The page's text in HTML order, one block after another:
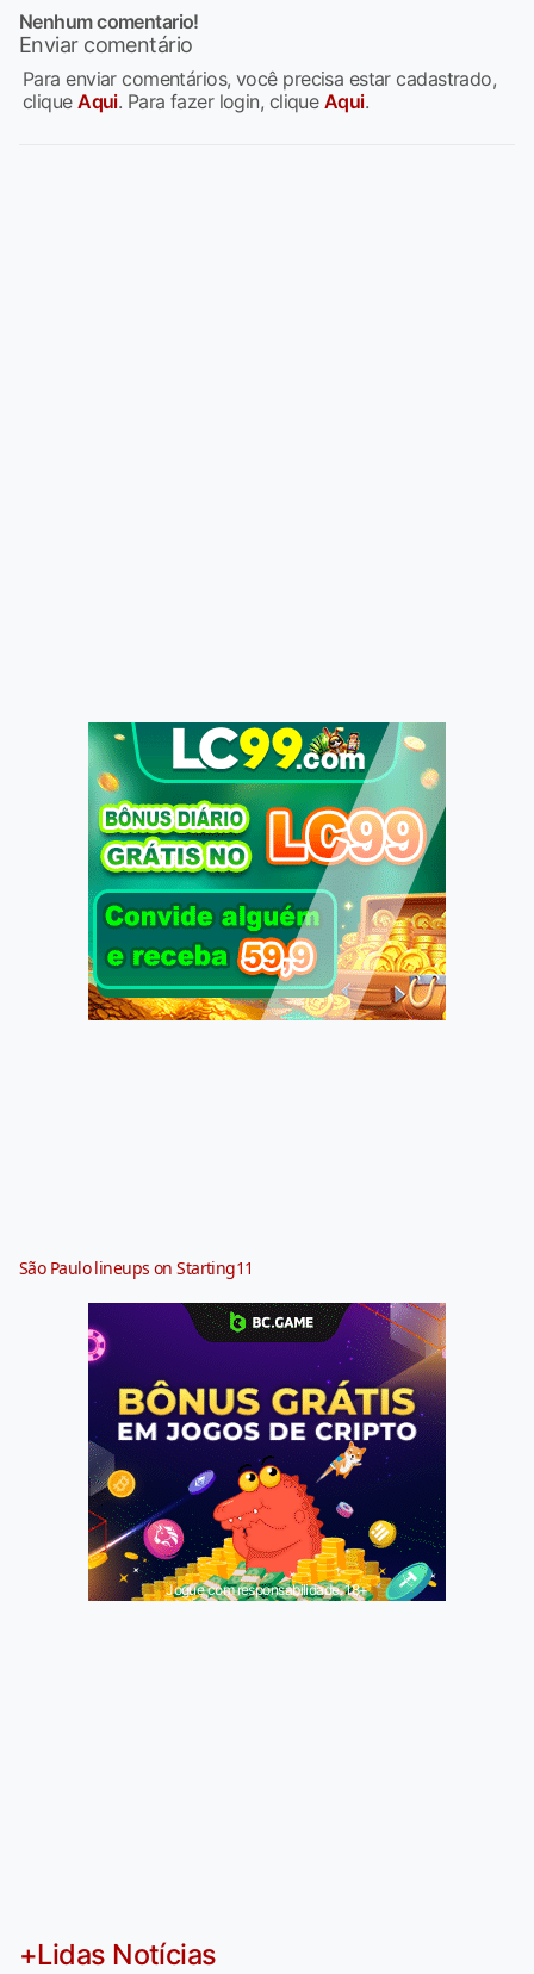
Nenhum comentario!
Enviar comentário
Para enviar comentários, você precisa estar cadastrado,
cliqueAqui. Para fazer login, clique Aqui.
São Paulo lineups on Starting11
Jogue com responsabilidade. 18+
+Lidas Notícias